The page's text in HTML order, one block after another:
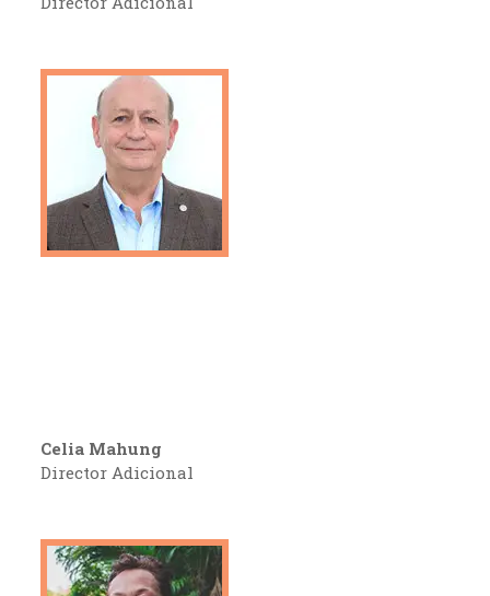
Celia Mahung
Director Adicional